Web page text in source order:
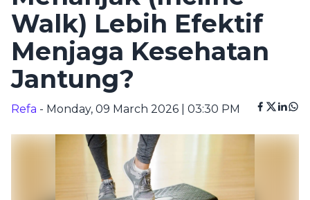
Walk) Lebih Efektif
Menjaga Kesehatan
Jantung?
Refa - Monday, 09 March 2026 | 03:30 PM